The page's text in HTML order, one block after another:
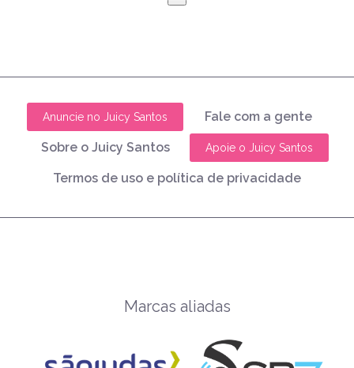
Anuncie no Juicy Santos Fale com a gente
Sobre o Juicy Santos Apoie o Juicy Santos
Termos de uso e política de privacidade
Marcas aliadas